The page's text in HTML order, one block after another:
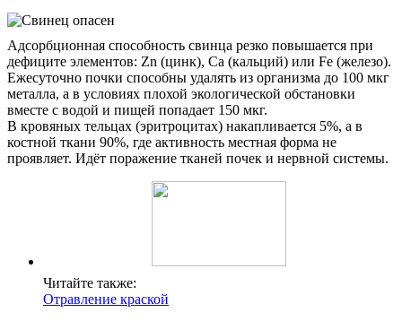
Адсорбционная способность свинца резко повышается при
дефиците элементов: Zn (цинк), Ca (кальций) или Fe (железо).
Ежесуточно почки способны удалять из организма до 100 мкг
металла, а в условиях плохой экологической обстановки
вместе с водой и пищей попадает 150 мкг.
В кровяных тельцах (эритроцитах) накапливается 5%, а в
костной ткани 90%, где активность местная форма не
проявляет. Идёт поражение тканей почек и нервной системы.
Читайте также:
Отравление краской